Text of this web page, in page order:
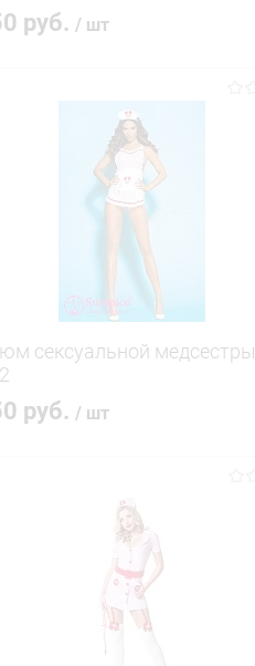
руб. / шт
В корзину
сексуальной медсестры
руб. / шт
В корзину